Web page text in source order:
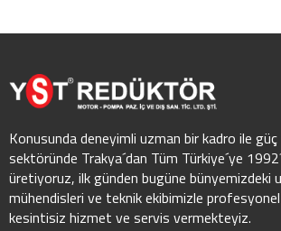
Konusunda deneyimli uzman bir kadro ile
sektöründe Trakya´dan Tüm Türkiye´ye
üretiyoruz, ilk günden bugüne bünyemizdeki
mühendisleri ve teknik ekibimizle
kesintisiz hizmet ve servis vermekteyiz.